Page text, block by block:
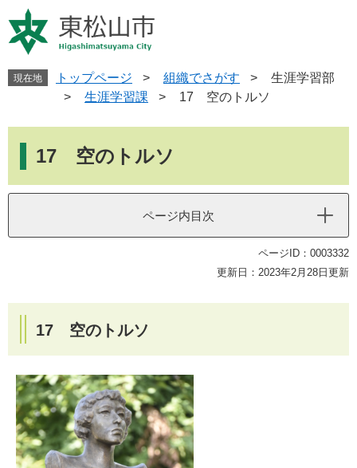
ー
ジ
す
ニ
ュ
し
へ
現在地 トップページ > 組織でさがす >
生涯学習部
>
生涯学習課 > 17 空のトルソ
17 空のトルソ
ページ内目次
ページID：0003332
更新日：2023年2月28日更新
17 空のトルソ